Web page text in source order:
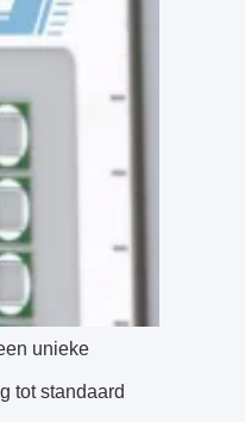
unieke
tot standaard